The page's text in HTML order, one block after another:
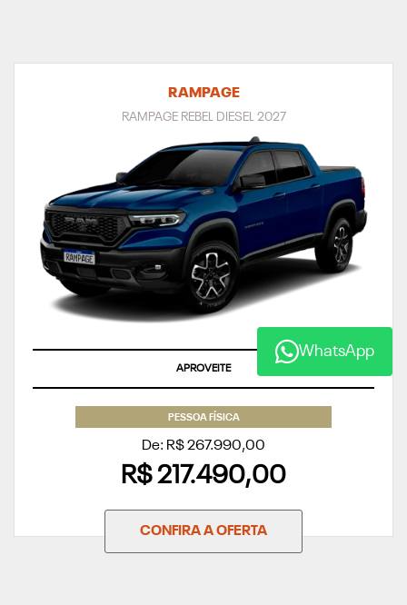
RAMPAGE
RAMPAGE REBEL DIESEL 2027
ÚLTIMAS UNIDADES
PESSOA FÍSICA
De: R$ 267.990,00
R$ 217.490,00
CONFIRA A OFERTA
WhatsApp